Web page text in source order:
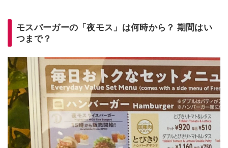
モスバーガーの「夜モス」は何時から？ 期間はい
つまで？